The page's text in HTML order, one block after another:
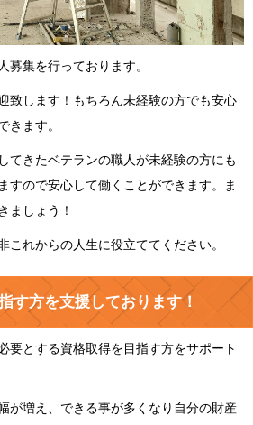
募集を行っております。
致します！もちろん未経験の方でも安心
きます。
てきたベテランの職人が未経験の方にも
すので安心して働くことができます。ま
ましょう！
これからの人生に役立ててください。
す方を支援しております！
要とする資格取得を目指す方をサポート
が増え、できる事が多くなり自分の財産